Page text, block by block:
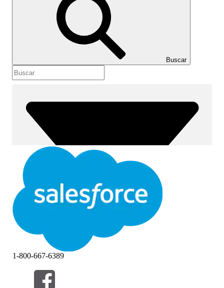
Mostrar índice de
materias
Índice de materias
Buscar
Filtros (0)
1-800-667-6389